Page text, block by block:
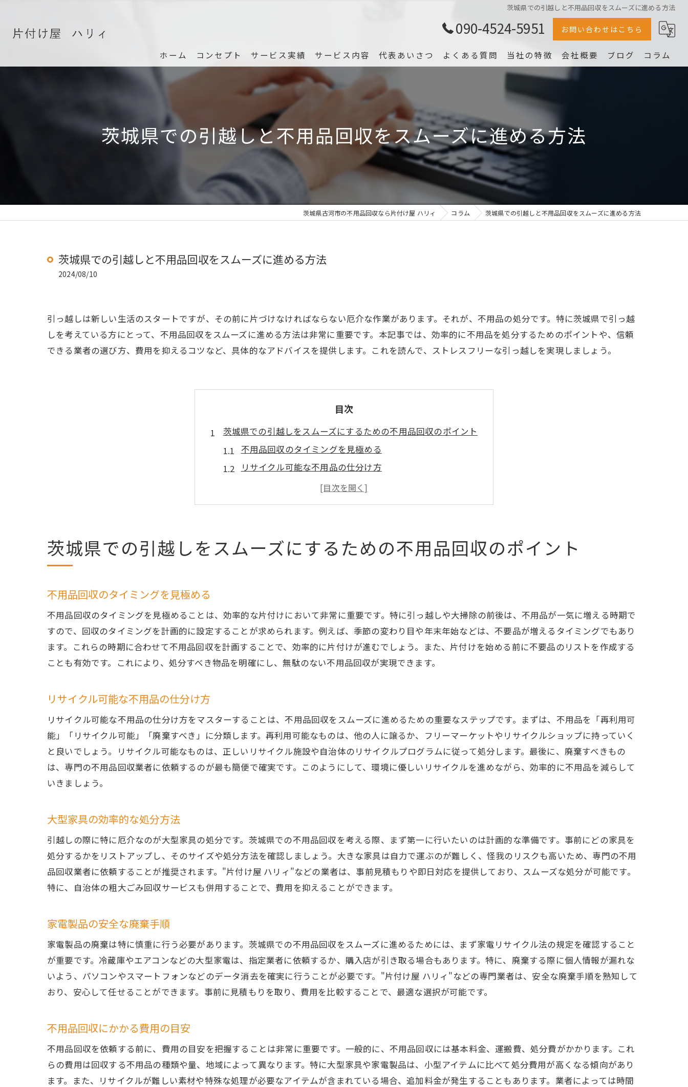
茨城県での引越しと不用品回収をスムーズに進める方法
090-4524-5951 お問い合わせはこちら
ホーム コンセプト サービス実績 サービス内容 代表あいさつ よくある質問 当社の特徴
家具
片付け
洗濯機
会社概要 ブログ コラム
茨城県での引越しと不用品回収をスムーズに進める方法
茨城県古河市の不用品回収なら片付け屋 ハリィ コラム 茨城県での引越しと不用品回収をスムーズに進める方法
茨城県での引越しと不用品回収をスムーズに進める方法
2024/08/10
引っ越しは新しい生活のスタートですが、その前に片づけなければならない厄介な作業があります。それが、不用品の処分です。特に茨城県で引っ越
しを考えている方にとって、不用品回収をスムーズに進める方法は非常に重要です。本記事では、効率的に不用品を処分するためのポイントや、信頼
できる業者の選び方、費用を抑えるコツなど、具体的なアドバイスを提供します。これを読んで、ストレスフリーな引っ越しを実現しましょう。
目次
茨城県での引越しをスムーズにするための不用品回収のポイント
不用品回収のタイミングを見極める
リサイクル可能な不用品の仕分け方
大型家具の効率的な処分方法
家電製品の安全な廃棄手順
引越し前に行うべき事前準備
引っ越し前に知っておきたい茨城県での不用品回収の方法
不用品回収の予約手続きとスケジュール
リサイクルショップの活用法
インターネットを活用した不用品販売
友人や家族に譲渡する方法
スムーズな不用品回収のための計画作り
引越し業者との連携方法
不用品回収の際に注意すべきポイント
不用品回収の手間を減らすコツ
口コミや評判を活用する方法
料金比較で費用を抑えるコツ
業者選びの際の重要ポイント
不要品を効率的に処分するスケジュール
ストレスなく不用品を処分するテクニック
引越し当日の不用品回収の流れ
引越し前の不用品回収でスッキリ！茨城県のおすすめ方法
効率的な不用品整理の手順
茨城県での引越しをスムーズにするための不用品回収のポイント
不用品回収のタイミングを見極める
不用品回収のタイミングを見極めることは、効率的な片付けにおいて非常に重要です。特に引っ越しや大掃除の前後は、不用品が一気に増える時期で
すので、回収のタイミングを計画的に設定することが求められます。例えば、季節の変わり目や年末年始などは、不要品が増えるタイミングでもあり
ます。これらの時期に合わせて不用品回収を計画することで、効率的に片付けが進むでしょう。また、片付けを始める前に不要品のリストを作成する
ことも有効です。これにより、処分すべき物品を明確にし、無駄のない不用品回収が実現できます。
リサイクル可能な不用品の仕分け方
リサイクル可能な不用品の仕分け方をマスターすることは、不用品回収をスムーズに進めるための重要なステップです。まずは、不用品を「再利用可
能」「リサイクル可能」「廃棄すべき」に分類します。再利用可能なものは、他の人に譲るか、フリーマーケットやリサイクルショップに持っていく
と良いでしょう。リサイクル可能なものは、正しいリサイクル施設や自治体のリサイクルプログラムに従って処分します。最後に、廃棄すべきもの
は、専門の不用品回収業者に依頼するのが最も簡便で確実です。このようにして、環境に優しいリサイクルを進めながら、効率的に不用品を減らして
いきましょう。
大型家具の効率的な処分方法
引越しの際に特に厄介なのが大型家具の処分です。茨城県での不用品回収を考える際、まず第一に行いたいのは計画的な準備です。事前にどの家具を
処分するかをリストアップし、そのサイズや処分方法を確認しましょう。大きな家具は自力で運ぶのが難しく、怪我のリスクも高いため、専門の不用
品回収業者に依頼することが推奨されます。"片付け屋 ハリィ"などの業者は、事前見積もりや即日対応を提供しており、スムーズな処分が可能です。
特に、自治体の粗大ごみ回収サービスも併用することで、費用を抑えることができます。
家電製品の安全な廃棄手順
家電製品の廃棄は特に慎重に行う必要があります。茨城県での不用品回収をスムーズに進めるためには、まず家電リサイクル法の規定を確認すること
が重要です。冷蔵庫やエアコンなどの大型家電は、指定業者に依頼するか、購入店が引き取る場合もあります。特に、廃棄する際に個人情報が漏れな
いよう、パソコンやスマートフォンなどのデータ消去を確実に行うことが必要です。"片付け屋 ハリィ"などの専門業者は、安全な廃棄手順を熟知して
おり、安心して任せることができます。事前に見積もりを取り、費用を比較することで、最適な選択が可能です。
不用品回収にかかる費用の目安
不用品回収を依頼する前に、費用の目安を把握することは非常に重要です。一般的に、不用品回収には基本料金、運搬費、処分費がかかります。これ
らの費用は回収する不用品の種類や量、地域によって異なります。特に大型家具や家電製品は、小型アイテムに比べて処分費用が高くなる傾向があり
ます。また、リサイクルが難しい素材や特殊な処理が必要なアイテムが含まれている場合、追加料金が発生することもあります。業者によっては時間